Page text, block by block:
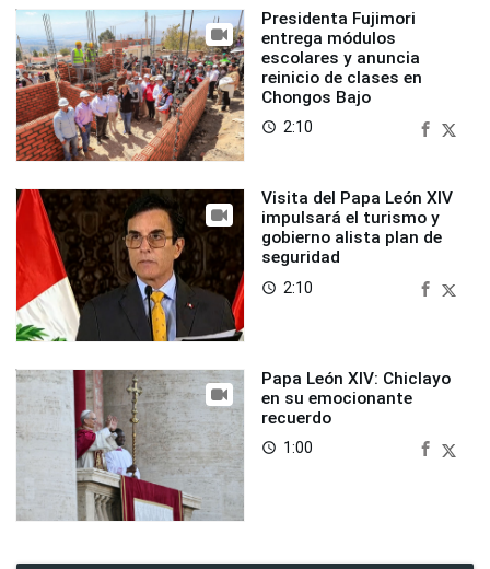
Presidenta Fujimori
entrega módulos
escolares y anuncia
reinicio de clases en
Chongos Bajo
access_time 2:10
Visita del Papa León XIV
impulsará el turismo y
gobierno alista plan de
seguridad
access_time 2:10
Papa León XIV: Chiclayo
en su emocionante
recuerdo
access_time 1:00